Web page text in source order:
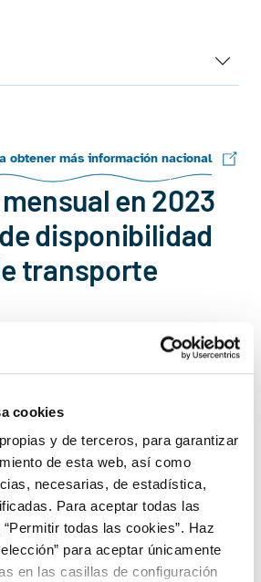
cookies
y de terceros, para garantizar
de esta web, así como
necesarias, de estadística,
Para aceptar todas las
todas las cookies”. Haz
para aceptar únicamente
en las casillas de configuración
obtener más información nacional
en 2023
disponibilidad
transporte
RdT REE
points.